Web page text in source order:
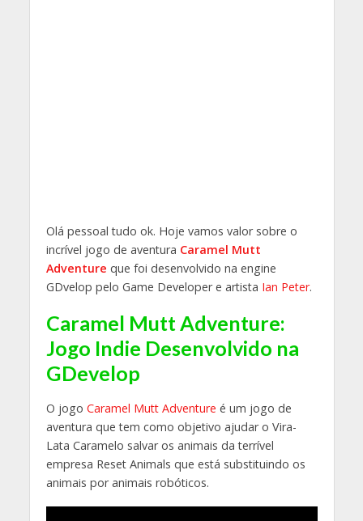
Olá pessoal tudo ok. Hoje vamos valor sobre o
incrível jogo de aventura Caramel Mutt
Adventure que foi desenvolvido na engine
GDvelop pelo Game Developer e artista Ian Peter.
Caramel Mutt Adventure:
Jogo Indie Desenvolvido na
GDevelop
O jogo Caramel Mutt Adventure é um jogo de
aventura que tem como objetivo ajudar o Vira-
Lata Caramelo salvar os animais da terrível
empresa Reset Animals que está substituindo os
animais por animais robóticos.